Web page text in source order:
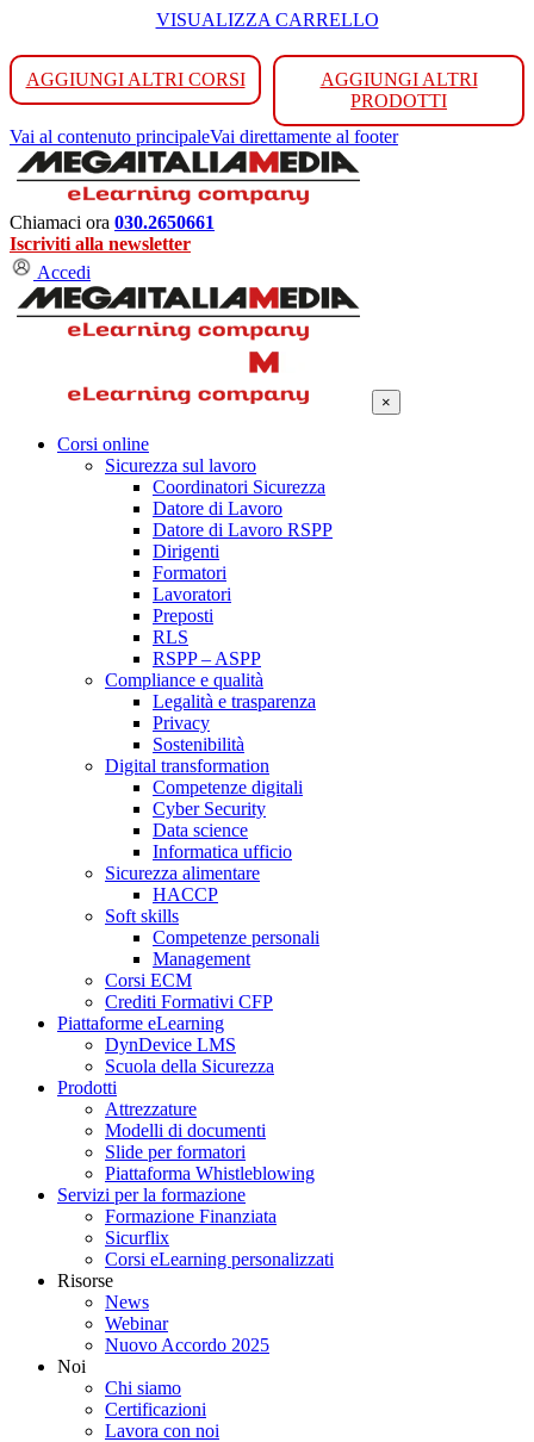
VISUALIZZA CARRELLO
AGGIUNGI ALTRI CORSI
AGGIUNGI ALTRI
PRODOTTI
Vai al contenuto principaleVai direttamente al footer
Chiamaci ora 030.2650661
Iscriviti alla newsletter
Accedi
×
Corsi online
Sicurezza sul lavoro
Coordinatori Sicurezza
Datore di Lavoro
Datore di Lavoro RSPP
Dirigenti
Formatori
Lavoratori
Preposti
RLS
RSPP – ASPP
Compliance e qualità
Legalità e trasparenza
Privacy
Sostenibilità
Digital transformation
Competenze digitali
Cyber Security
Data science
Informatica ufficio
Sicurezza alimentare
HACCP
Soft skills
Competenze personali
Management
Corsi ECM
Crediti Formativi CFP
Piattaforme eLearning
DynDevice LMS
Scuola della Sicurezza
Prodotti
Attrezzature
Modelli di documenti
Slide per formatori
Piattaforma Whistleblowing
Servizi per la formazione
Formazione Finanziata
Sicurflix
Corsi eLearning personalizzati
Risorse
News
Webinar
Nuovo Accordo 2025
Noi
Chi siamo
Certificazioni
Lavora con noi